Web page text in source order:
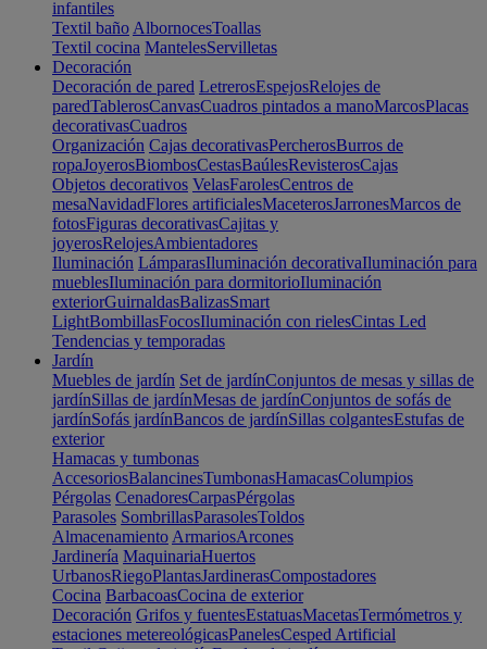
infantiles
Textil baño AlbornocesToallas
Textil cocina MantelesServilletas
Decoración
Decoración de pared LetrerosEspejosRelojes de
paredTablerosCanvasCuadros pintados a manoMarcosPlacas
decorativasCuadros
Organización Cajas decorativasPercherosBurros de
ropaJoyerosBiombosCestasBaúlesRevisterosCajas
Objetos decorativos VelasFarolesCentros de
mesaNavidadFlores artificialesMaceterosJarronesMarcos de
fotosFiguras decorativasCajitas y
joyerosRelojesAmbientadores
Iluminación LámparasIluminación decorativaIluminación para
mueblesIluminación para dormitorioIluminación
exteriorGuirnaldasBalizasSmart
LightBombillasFocosIluminación con rielesCintas Led
Tendencias y temporadas
Jardín
Muebles de jardín Set de jardínConjuntos de mesas y sillas de
jardínSillas de jardínMesas de jardínConjuntos de sofás de
jardínSofás jardínBancos de jardínSillas colgantesEstufas de
exterior
Hamacas y tumbonas
AccesoriosBalancinesTumbonasHamacasColumpios
Pérgolas CenadoresCarpasPérgolas
Parasoles SombrillasParasolesToldos
Almacenamiento ArmariosArcones
Jardinería MaquinariaHuertos
UrbanosRiegoPlantasJardinerasCompostadores
Cocina BarbacoasCocina de exterior
Decoración Grifos y fuentesEstatuasMacetasTermómetros y
estaciones metereológicasPanelesCesped Artificial